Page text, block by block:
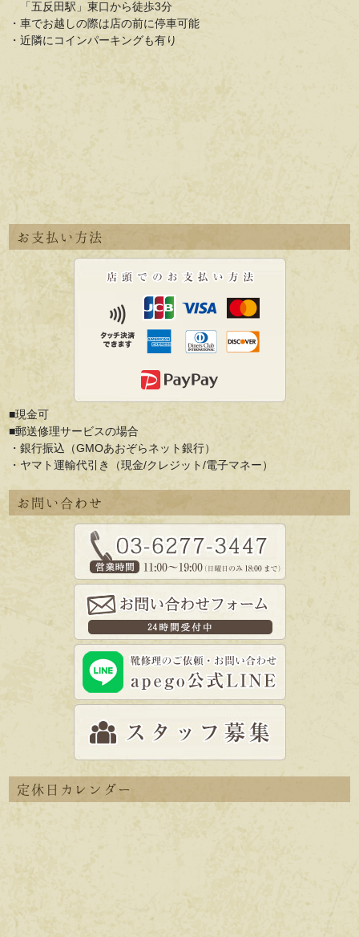
「五反田駅」東口から徒歩3分
・車でお越しの際は店の前に停車可能
・近隣にコインパーキングも有り
お支払い方法
■現金可
■郵送修理サービスの場合
・銀行振込（GMOあおぞらネット銀行）
・ヤマト運輸代引き（現金/クレジット/電子マネー）
お問い合わせ
定休日カレンダー